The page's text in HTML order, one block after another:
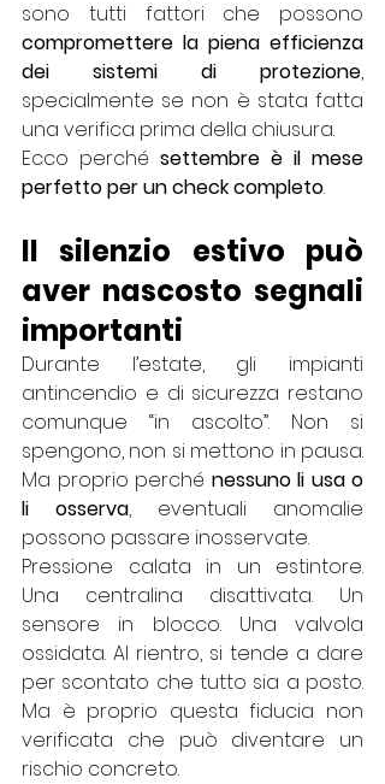
compromettere la piena efficienza
dei sistemi di protezione,
specialmente se non è stata fatta
una verifica prima della chiusura.
Ecco perché settembre è il mese
perfetto per un check completo.
Il silenzio estivo può
aver nascosto segnali
importanti
Durante l’estate, gli impianti
antincendio e di sicurezza restano
comunque “in ascolto”. Non si
spengono, non si mettono in pausa.
Ma proprio perché nessuno li usa o
li osserva, eventuali anomalie
possono passare inosservate.
Pressione calata in un estintore.
Una centralina disattivata. Un
sensore in blocco. Una valvola
ossidata. Al rientro, si tende a dare
per scontato che tutto sia a posto.
Ma è proprio questa fiducia non
verificata che può diventare un
rischio concreto.